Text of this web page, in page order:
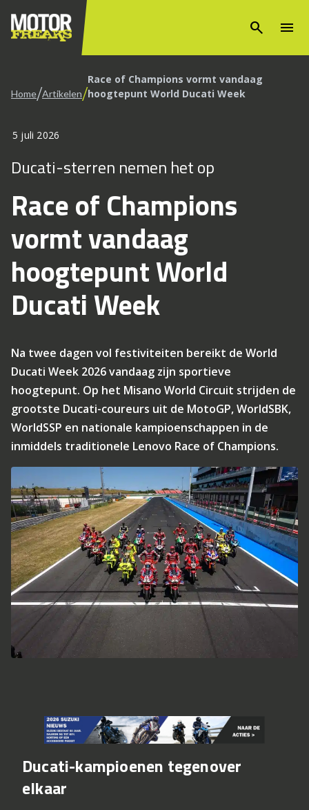
search menu
Home/Artikelen/Race of Champions vormt vandaag
hoogtepunt World Ducati Week
5 juli 2026
Ducati-sterren nemen het op
Race of Champions
vormt vandaag
hoogtepunt World
Ducati Week
Na twee dagen vol festiviteiten bereikt de World
Ducati Week 2026 vandaag zijn sportieve
hoogtepunt. Op het Misano World Circuit strijden de
grootste Ducati-coureurs uit de MotoGP, WorldSBK,
WorldSSP en nationale kampioenschappen in de
inmiddels traditionele Lenovo Race of Champions.
Ducati-kampioenen tegenover
elkaar